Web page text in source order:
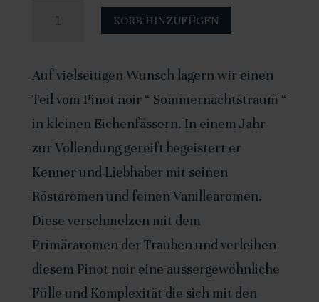
noir
''Auslese
im
Barrique''
2020
-
75cl
KORB HINZUFÜGEN
A
l
e
r
n
a
i
e
:
Auf vielseitigen Wunsch lagern wir einen
Teil vom Pinot noir “ Sommernachtstraum “
in kleinen Eichenfässern. In einem Jahr
zur Vollendung gereift begeistert er
Kenner und Liebhaber mit seinen
Röstaromen und feinen Vanillearomen.
Diese verschmelzen mit dem
Primäraromen der Trauben und verleihen
diesem Pinot noir eine aussergewöhnliche
Fülle und Komplexität die sich mit den